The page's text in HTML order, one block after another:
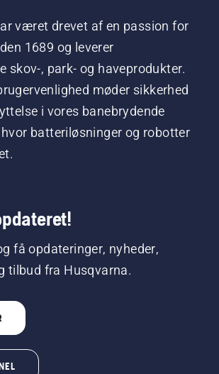
været drevet af en passion for
1689 og leverer
skov-, park- og haveprodukter.
møder sikkerhed
i vores banebrydende
batteriløsninger og robotter
få opdateringer, nyheder,
tilbud fra Husqvarna.